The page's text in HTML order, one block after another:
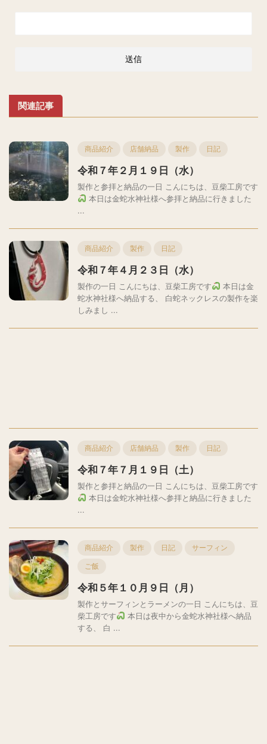
関連記事
商品紹介 店舗納品 製作 日記
令和７年２月１９日（水）
製作と参拝と納品の一日 こんにちは、豆柴工房です
本日は金蛇水神社様へ参拝と納品に行きました
...
商品紹介 製作 日記
令和７年４月２３日（水）
製作の一日 こんにちは、豆柴工房です
本日は金
蛇水神社様へ納品する、 白蛇ネックレスの製作を楽
しみまし ...
商品紹介 店舗納品 製作 日記
令和７年７月１９日（土）
製作と参拝と納品の一日 こんにちは、豆柴工房です
本日は金蛇水神社様へ参拝と納品に行きました
...
商品紹介 製作 日記 サーフィン
ご飯
令和５年１０月９日（月）
製作とサーフィンとラーメンの一日 こんにちは、豆
柴工房です
本日は夜中から金蛇水神社様へ納品
する、 白 ...